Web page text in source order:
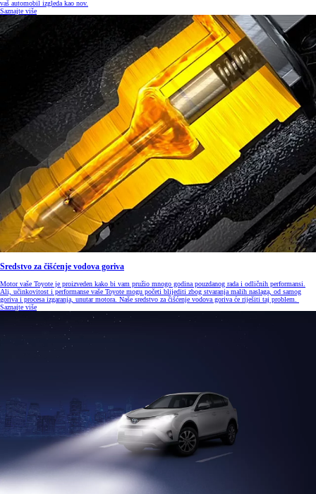
vaš automobil izgleda kao nov.
Saznajte više
Sredstvo za čišćenje vodova goriva
Motor vaše Toyote je proizveden kako bi vam pružio mnogo godina pouzdanog rada i odličnih performansi.
Ali, učinkovitost i performanse vaše Toyote mogu početi blijediti zbog stvaranja malih naslaga, od samog
goriva i procesa izgaranja, unutar motora. Naše sredstvo za čišćenje vodova goriva će riješiti taj problem.
Saznajte više